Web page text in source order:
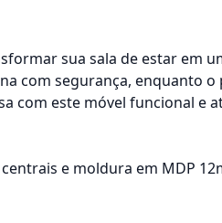
sua sala de estar em
com segurança, enquanto
com este móvel funcional e
e moldura em MDP